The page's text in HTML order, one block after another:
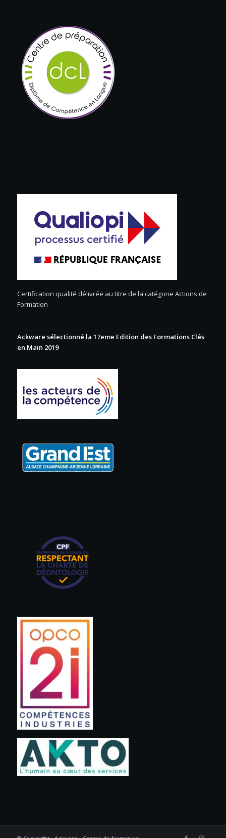
Certification qualité délivrée au titre de la catégorie Actions de
Formation
Ackware sélectionné la 17eme Edition des Formations Clés
en Main 2019